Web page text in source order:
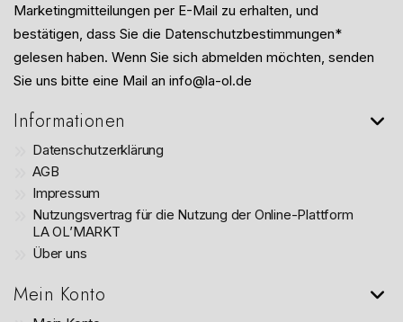
Marketingmitteilungen per E-Mail zu erhalten, und
bestätigen, dass Sie die Datenschutzbestimmungen*
gelesen haben. Wenn Sie sich abmelden möchten, senden
Sie uns bitte eine Mail an info@la-ol.de
Informationen
Datenschutzerklärung
AGB
Impressum
Nutzungsvertrag für die Nutzung der Online-Plattform
LA OL’MARKT
Über uns
Mein Konto